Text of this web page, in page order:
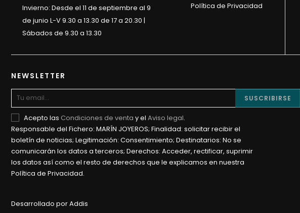
Invierno: Desde el 11 de septiembre al 9
de junio L-V 9.30 a 13.30 de 17 a 20.30 |
Sábados de 9.30 a 13.30
Política de Privacidad
NEWSLETTER
SUSCRIBIRSE
Acepto las Condiciones de venta y el Aviso legal.
Responsable del Fichero: MARÍN JOYEROS; Finalidad: solicitar recibir el
boletín de noticias; Legitimación: Consentimiento; Destinatarios: No se
comunicarán los datos a terceros; Derechos: Acceder, rectificar, suprimir
los datos así como el resto de derechos que le explicamos en nuestra
Política de Privacidad.
Desarrollado por Addis